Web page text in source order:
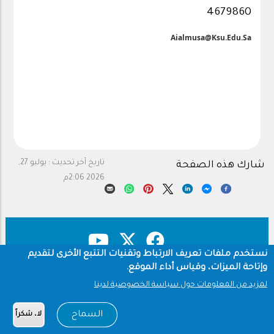
4679860
Aialmusa@ksu.edu.sa
تاريخ آخر تحديث :
يوليو 27,
2026 2:06م
شارك هذه الصفحة
Footer
نستخدم ملفات تعريف الارتباط وتقنيات التتبع الأخرى لتقديم
وإتاحة الميزات، وقياس أداء الموقع.
لمزيد من المعلومات حول سياسة الخصوصية لدينا
السماح لا، شكراً